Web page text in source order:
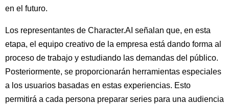
en el futuro.
Los representantes de Character.AI señalan que, en esta
etapa, el equipo creativo de la empresa está dando forma al
proceso de trabajo y estudiando las demandas del público.
Posteriormente, se proporcionarán herramientas especiales
a los usuarios basadas en estas experiencias. Esto
permitirá a cada persona preparar series para una audiencia